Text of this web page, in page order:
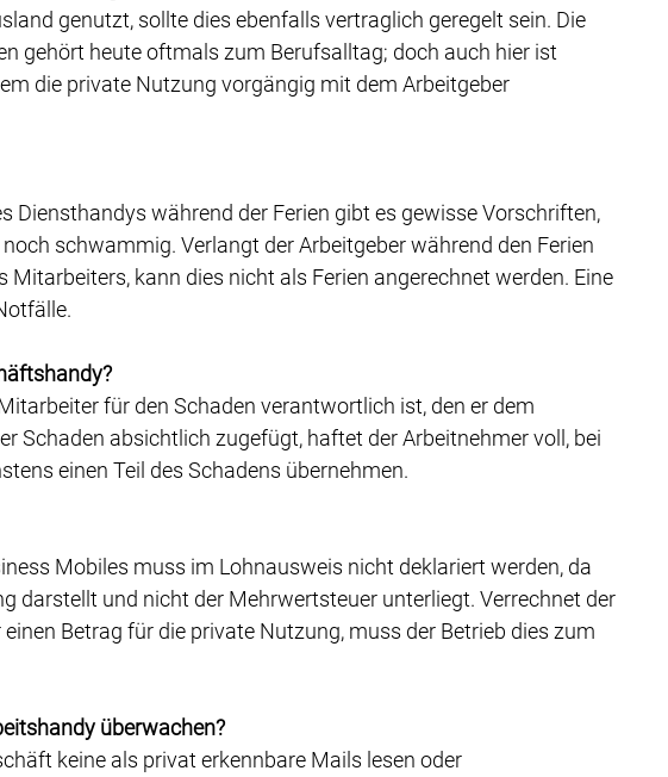
genutzt, sollte dies ebenfalls vertraglich geregelt sein. Die
gehört heute oftmals zum Berufsalltag; doch auch hier ist
die private Nutzung vorgängig mit dem Arbeitgeber
Diensthandys während der Ferien gibt es gewisse Vorschriften,
schwammig. Verlangt der Arbeitgeber während den Ferien
Mitarbeiters, kann dies nicht als Ferien angerechnet werden. Eine
für den Schaden verantwortlich ist, den er dem
Schaden absichtlich zugefügt, haftet der Arbeitnehmer voll, bei
einen Teil des Schadens übernehmen.
Mobiles muss im Lohnausweis nicht deklariert werden, da
darstellt und nicht der Mehrwertsteuer unterliegt. Verrechnet der
Betrag für die private Nutzung, muss der Betrieb dies zum
überwachen?
keine als privat erkennbare Mails lesen oder